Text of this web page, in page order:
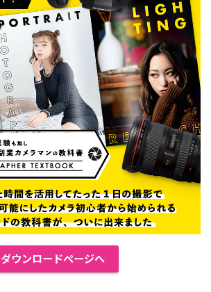
ダウンロードページへ